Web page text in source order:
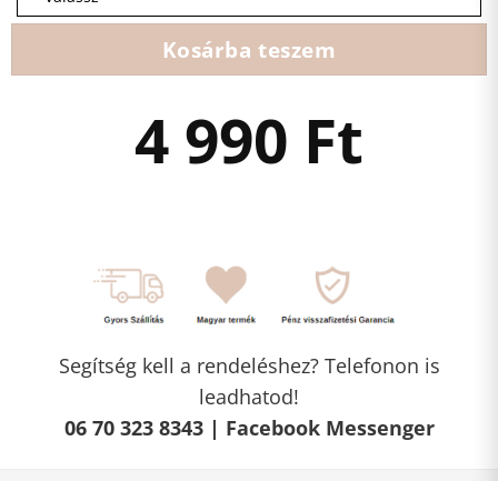
Kosárba teszem
4 990 Ft
Segítség kell a rendeléshez? Telefonon is
leadhatod!
06 70 323 8343 | Facebook Messenger